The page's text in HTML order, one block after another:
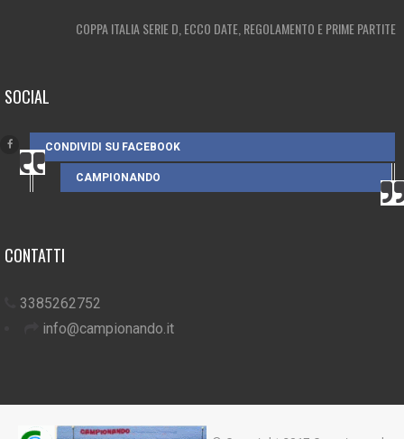
COPPA ITALIA SERIE D, ECCO DATE, REGOLAMENTO E PRIME PARTITE
SOCIAL
CONDIVIDI SU FACEBOOK
CAMPIONANDO
CONTATTI
3385262752
info@campionando.it